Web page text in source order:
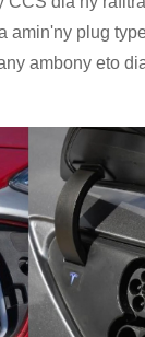
amin'ny plug
ambony eto